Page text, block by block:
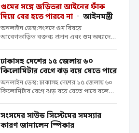
গুমের সঙ্গে জড়িতরা আইনের ফাঁক
দিয়ে বের হতে পারবে না • আইনমন্ত্রী
অনলাইন ডেস্ক:সংসদে গুম বিষয়ে
আবেগতাড়িত বক্তব্য প্রদান এবং গুম অধ্যাদেশ
আহমাদ বিন কাসেমের (আরমান) প্রতি
সহমর্মিতা ও সমবেদনা জানিয়েছেন আইনমন্ত্রী
মো. আসাদুজ্জামান। রবিবার (৫...
ঢাকাসহ দেশের ১৫ জেলায় ৬০
কিলোমিটার বেগে ঝড় বয়ে যেতে পারে
অনলাইন ডেস্ক: ঢাকাসহ দেশের ১৫ জেলায় ৬০
কিলোমিটার বেগে ঝড় বয়ে যেতে পারে বলে
বা বজ্রসহ বৃষ্টিরও আশঙ্কা রয়েছে। এমন
পরিস্থিতি সপ্তাহজুড়ে থাকতে পারে বলে
জানিয়েছে অধিদপ্তর। রবিবার (৫...
সংসদের সাউন্ড সিস্টেমের সমস্যার
কারণ জানালেন স্পিকার